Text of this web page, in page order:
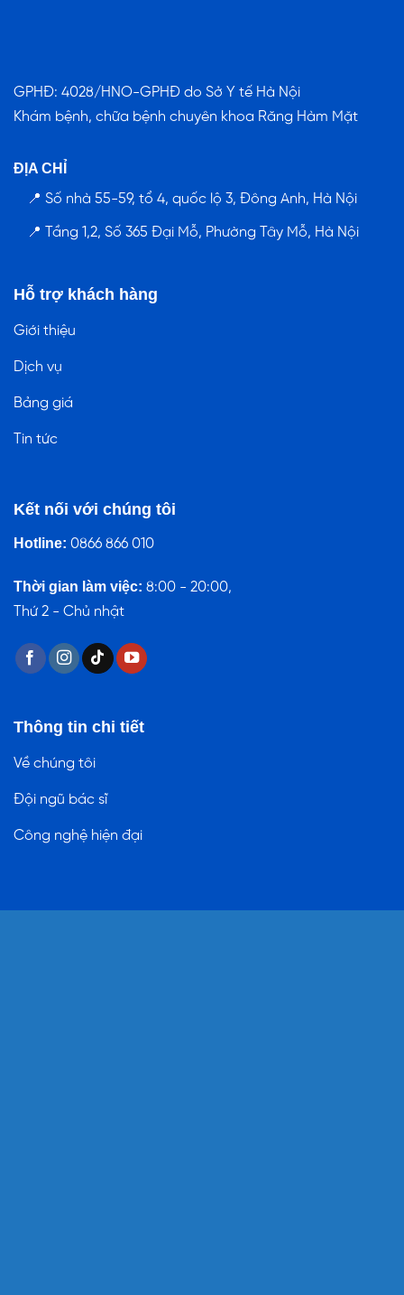
GPHĐ: 4028/HNO-GPHĐ do Sở Y tế Hà Nội
Khám bệnh, chữa bệnh chuyên khoa Răng Hàm Mặt
ĐỊA CHỈ
📍 Số nhà 55-59, tổ 4, quốc lộ 3, Đông Anh, Hà Nội
📍 Tầng 1,2, Số 365 Đại Mỗ, Phường Tây Mỗ, Hà Nội
Hỗ trợ khách hàng
Giới thiệu
Dịch vụ
Bảng giá
Tin tức
Kết nối với chúng tôi
Hotline: 0866 866 010
Thời gian làm việc: 8:00 - 20:00,
Thứ 2 - Chủ nhật
Thông tin chi tiết
Về chúng tôi
Đội ngũ bác sĩ
Công nghệ hiện đại